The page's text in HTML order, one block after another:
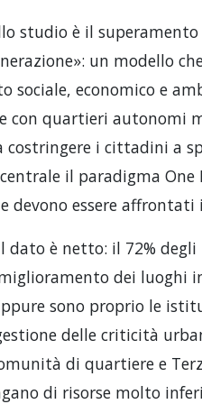
studio è il
un modello
economico e
con quartieri autonomi
costringere i cittadini a
il paradigma
devono essere
è netto: il 72%
dei luoghi
sono proprio le
delle criticità
di quartiere e
di risorse molto